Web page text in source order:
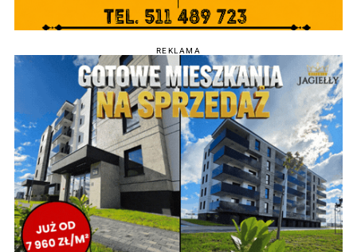
REKLAMA